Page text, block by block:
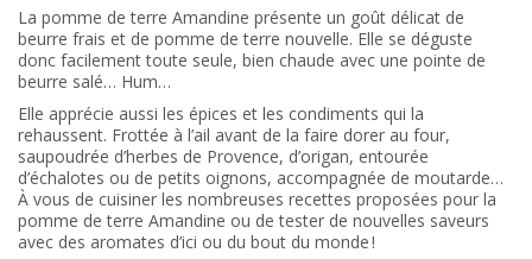
La pomme de terre Amandine présente un goût délicat de
beurre frais et de pomme de terre nouvelle. Elle se déguste
donc facilement toute seule, bien chaude avec une pointe de
beurre salé… Hum…
Elle apprécie aussi les épices et les condiments qui la
rehaussent. Frottée à l’ail avant de la faire dorer au four,
saupoudrée d’herbes de Provence, d’origan, entourée
d’échalotes ou de petits oignons, accompagnée de moutarde…
À vous de cuisiner les nombreuses recettes proposées pour la
pomme de terre Amandine ou de tester de nouvelles saveurs
avec des aromates d’ici ou du bout du monde !